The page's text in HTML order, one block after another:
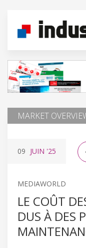
MARKET
09 JUIN '25
MEDIAWORLD
LE COÛT
DUS À DES